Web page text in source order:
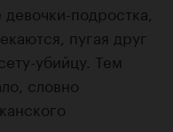
подростка,
пугая друг
убийцу. Тем
словно